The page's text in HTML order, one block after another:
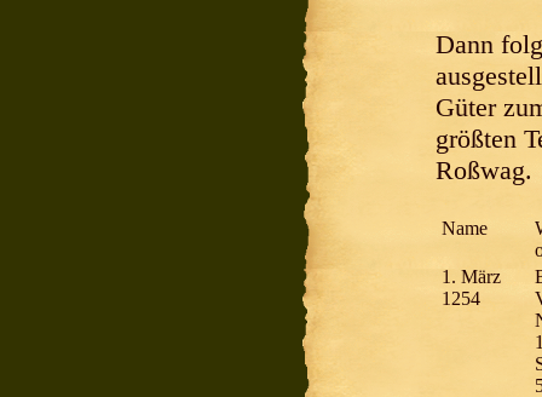
Dann
Güter
größten
Roßwag.
Name
1. März
1254